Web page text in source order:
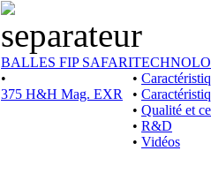
BALLES FIP SAFARI
•
375 H&H Mag. EXR
•
•
• Qualité et
• R&D
• Vidéos